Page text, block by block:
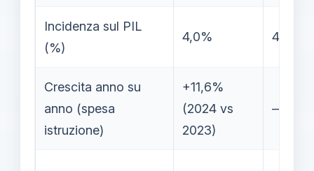
Incidenza sul PIL
(%)
4,0% 4,8%
Crescita anno su
anno (spesa
istruzione)
+11,6%
(2024 vs
2023)
—